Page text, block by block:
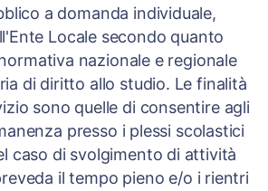
a domanda individuale,
Locale secondo quanto
nazionale e regionale
di diritto allo studio. Le finalità
sono quelle di consentire agli
presso i plessi scolastici
caso di svolgimento di attività
il tempo pieno e/o i rientri